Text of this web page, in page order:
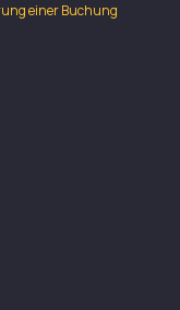
einer Buchung